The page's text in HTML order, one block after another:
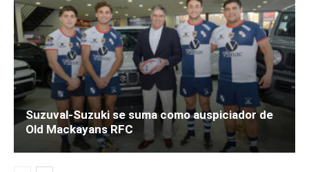
Suzuval-Suzuki se suma como auspiciador de
Old Mackayans RFC